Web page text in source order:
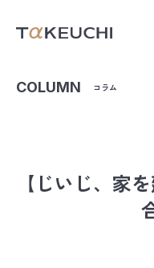
COLUMN コラム
【じいじ、家